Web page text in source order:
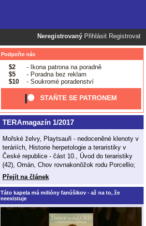
Neregistrovaný Přihlásit Registrovat
Podpořte nás
$2
- Ikona patrona na poradně
$5
- Poradna bez reklam
$10
- Soukromé poradenství
STAŇTE SE PATRONEM
TERAmagazín 1/2017
Mořské želvy, Playtsauři - nedoceněné klenoty v
teráriích, Historie herpetologie a teraristiky v
České republice - část 10., Úvod do teraristiky
(42), Omán, Chov rovnakonôžok rodu Porcellio;
Přejít na článek
Táto kapela má milióny fanúšikov - až na to, že
neexistuje